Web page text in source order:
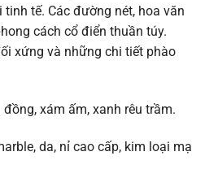
tế. Các đường nét, hoa văn
cách cổ điển thuần túy.
xứng và những chi tiết phào
xám ấm, xanh rêu trầm.
da, nỉ cao cấp, kim loại mạ